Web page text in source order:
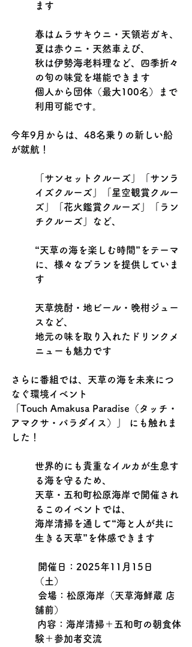
ます
春はムラサキウニ・天領岩ガキ、
夏は赤ウニ・天然車えび、
秋は伊勢海老料理など、四季折々
の旬の味覚を堪能できます
個人から団体（最大100名）まで
利用可能です。
今年9月からは、48名乗りの新しい船
が就航！
「サンセットクルーズ」「サンラ
イズクルーズ」「星空観賞クルー
ズ」「花火鑑賞クルーズ」「ラン
チクルーズ」など、
“天草の海を楽しむ時間”をテーマ
に、様々なプランを提供していま
す
天草焼酎・地ビール・晩柑ジュー
スなど、
地元の味を取り入れたドリンクメ
ニューも魅力です
さらに番組では、天草の海を未来につ
なぐ環境イベント
「Touch Amakusa Paradise（タッチ・
アマクサ・パラダイス）」 にも触れま
した！
世界的にも貴重なイルカが生息す
る海を守るため、
天草・五和町松原海岸で開催され
るこのイベントでは、
海岸清掃を通して“海と人が共に
生きる天草”を体感できます
開催日：2025年11月15日
（土）
会場：松原海岸（天草海鮮蔵 店
舗前）
内容：海岸清掃＋五和町の朝食体
験＋参加者交流